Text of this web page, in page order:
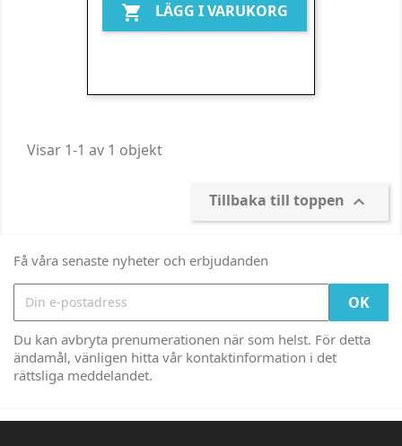
 LÄGG I VARUKORG
Visar 1-1 av 1 objekt
Tillbaka till toppen 
Få våra senaste nyheter och erbjudanden
Du kan avbryta prenumerationen när som helst. För detta
ändamål, vänligen hitta vår kontaktinformation i det
rättsliga meddelandet.